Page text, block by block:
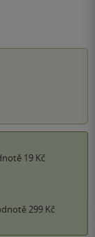
19 Kč
299 Kč